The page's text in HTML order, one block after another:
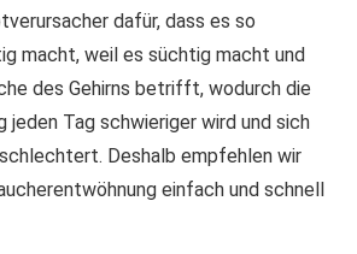
dafür, dass es so
macht, weil es süchtig macht und
des Gehirns betrifft, wodurch die
jeden Tag schwieriger wird und sich
Deshalb empfehlen wir
einfach und schnell